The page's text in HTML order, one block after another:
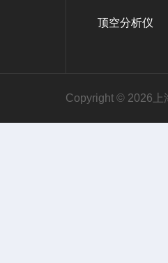
顶空分析仪
Copyright © 2026